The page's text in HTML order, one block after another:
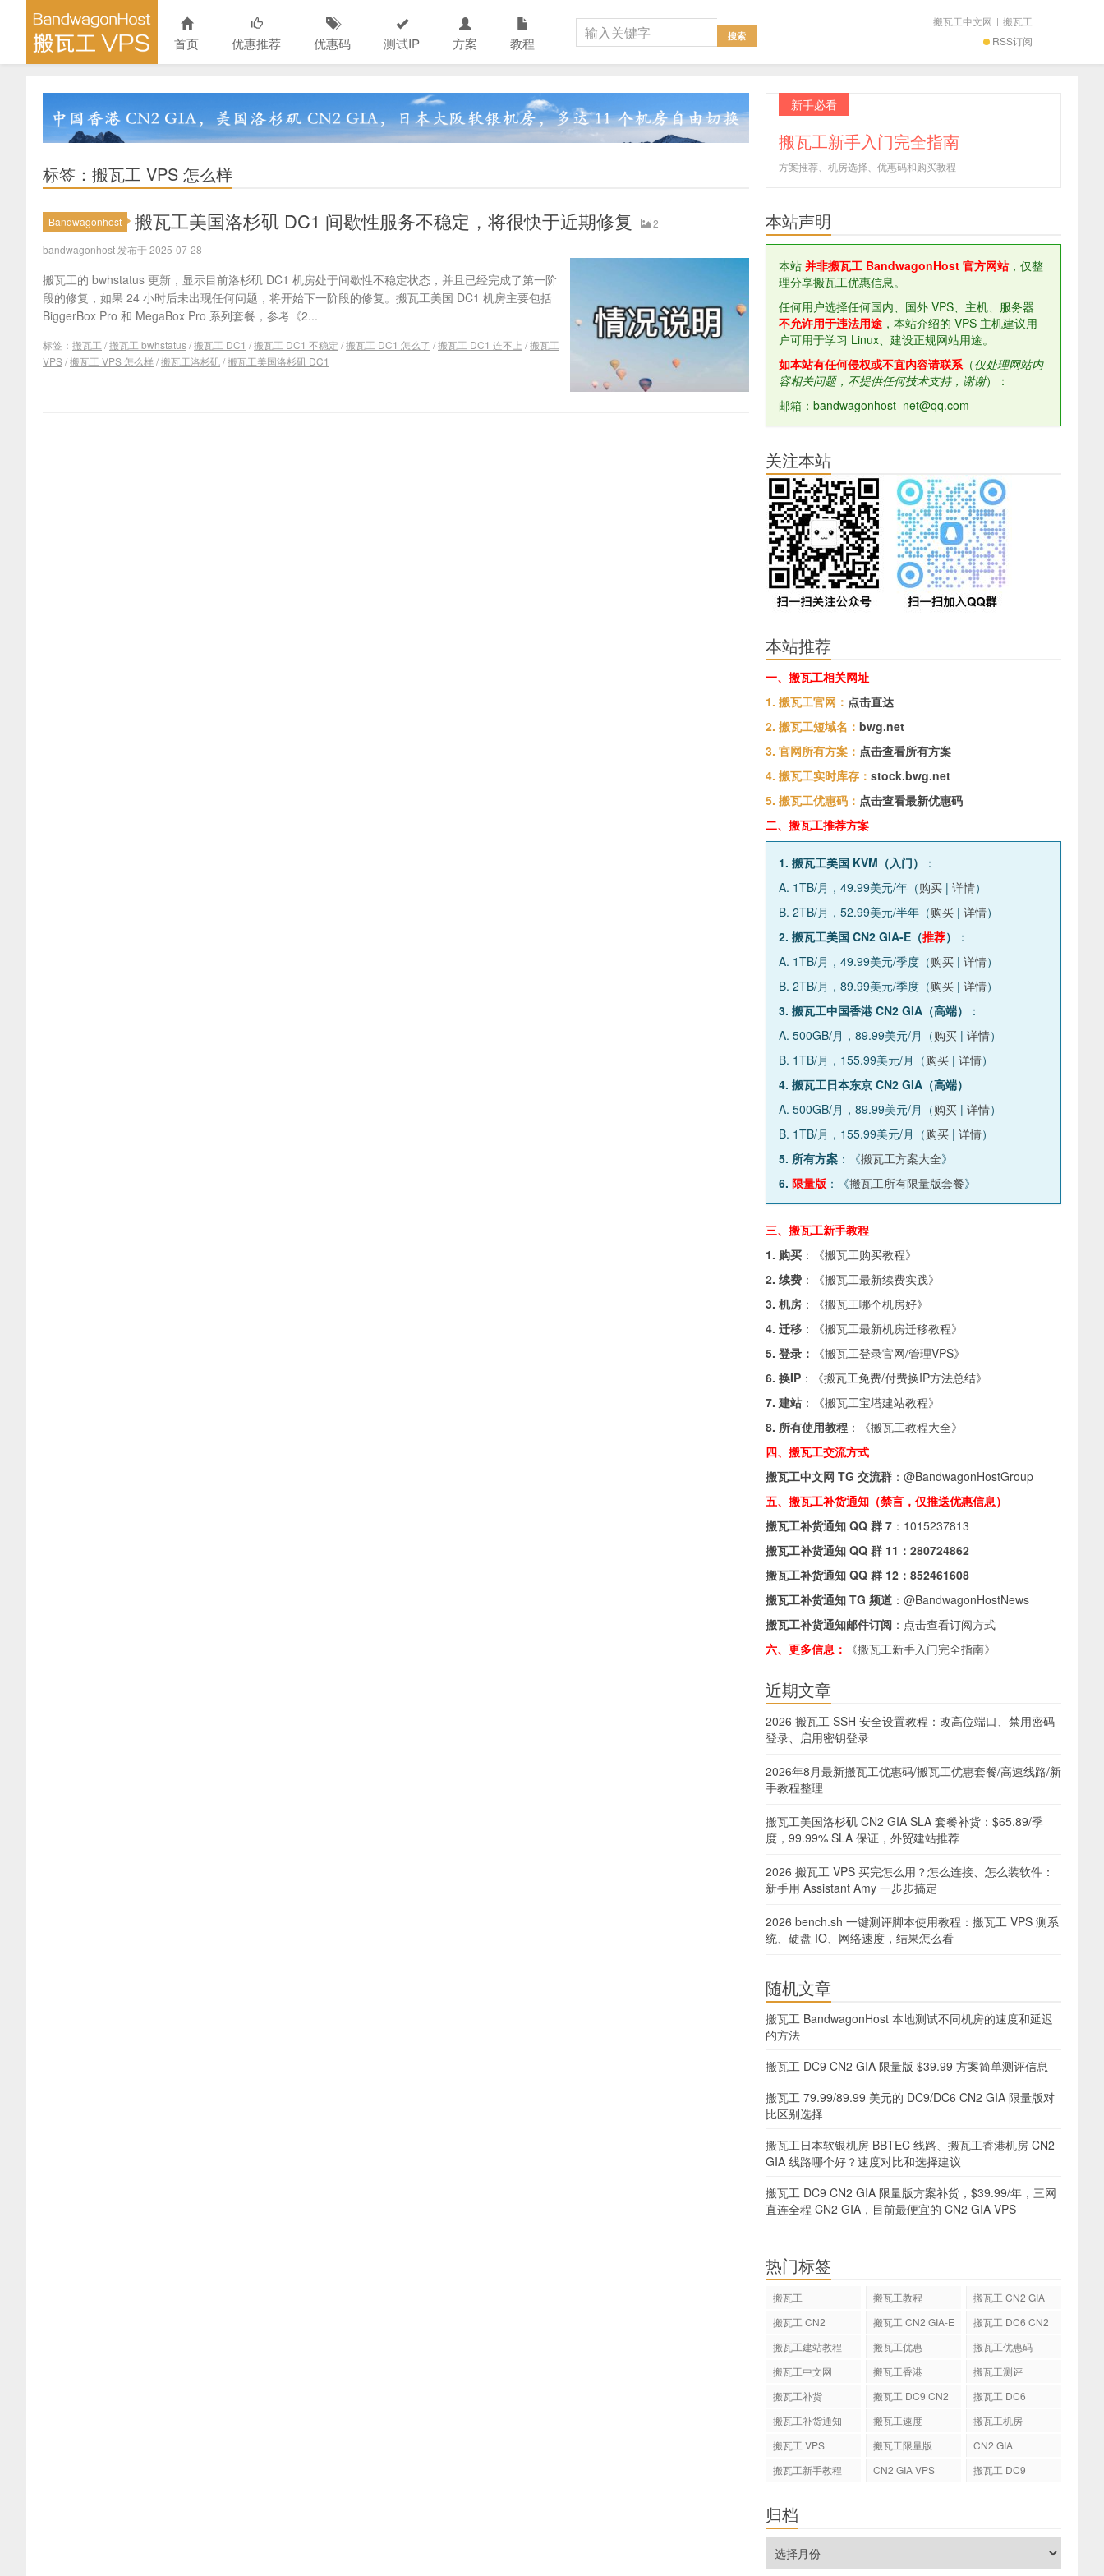
首页 优惠推荐 优惠码 测试IP 方案 教程 RSS订阅
搬瓦工中文网 | 搬瓦工
标签：搬瓦工 VPS 怎么样
Bandwagonhost 搬瓦工美国洛杉矶 DC1 间歇性服务不稳定，将很快于近期修复
2
bandwagonhost 发布于 2025-07-28
搬瓦工的 bwhstatus 更新，显示目前洛杉矶 DC1 机房处于间歇性不稳定状态，并且已经完成了第一阶
段的修复，如果 24 小时后未出现任何问题，将开始下一阶段的修复。搬瓦工美国 DC1 机房主要包括
BiggerBox Pro 和 MegaBox Pro 系列套餐，参考《2...
标签： 搬瓦工 /搬瓦工 bwhstatus/搬瓦工 DC1 /搬瓦工 DC1 不稳定 /搬瓦工 DC1 怎么了 /搬瓦工 DC1 连不上 /搬瓦工
VPS/搬瓦工 VPS 怎么样/搬瓦工洛杉矶/搬瓦工美国洛杉矶 DC1
新手必看
搬瓦工新手入门完全指南
方案推荐、机房选择、优惠码和购买教程
本站声明
本站 并非搬瓦工 BandwagonHost 官方网站，仅整
理分享搬瓦工优惠信息。
任何用户选择任何国内、国外 VPS、主机、服务器
不允许用于违法用途 ，本站介绍的 VPS 主机建议用
户可用于学习 Linux、建设正规网站用途。
如本站有任何侵权或不宜内容请联系（仅处理网站内
容相关问题，不提供任何技术支持，谢谢）：
邮箱：bandwagonhost_net@qq.com
关注本站
本站推荐
一、搬瓦工相关网址
1. 搬瓦工官网： 点击直达
2. 搬瓦工短域名： bwg.net
3. 官网所有方案： 点击查看所有方案
4. 搬瓦工实时库存： stock.bwg.net
5. 搬瓦工优惠码： 点击查看最新优惠码
二、搬瓦工推荐方案
1. 搬瓦工美国 KVM（入门）
：
A. 1TB/月，49.99美元/年（购买 | 详情）
B. 2TB/月，52.99美元/半年（购买 | 详情）
2. 搬瓦工美国 CN2 GIA-E（推荐）
：
A. 1TB/月，49.99美元/季度（购买 | 详情）
B. 2TB/月，89.99美元/季度（购买 | 详情）
3. 搬瓦工中国香港 CN2 GIA（高端）
：
A. 500GB/月，89.99美元/月（购买 | 详情）
B. 1TB/月，155.99美元/月（购买 | 详情）
4. 搬瓦工日本东京 CN2 GIA（高端）
A. 500GB/月，89.99美元/月（购买 | 详情）
B. 1TB/月，155.99美元/月（购买 | 详情）
5. 所有方案 ：《搬瓦工方案大全》
6. 限量版 ：《搬瓦工所有限量版套餐》
三、搬瓦工新手教程
1. 购买 ：《搬瓦工购买教程》
2. 续费 ：《搬瓦工最新续费实践》
3. 机房 ：《搬瓦工哪个机房好》
4. 迁移 ：《搬瓦工最新机房迁移教程》
5. 登录：
《搬瓦工登录官网/管理VPS》
6. 换IP ：《搬瓦工免费/付费换IP方法总结》
7. 建站 ：《搬瓦工宝塔建站教程》
8. 所有使用教程 ：《搬瓦工教程大全》
四、搬瓦工交流方式
搬瓦工中文网 TG 交流群 ： @BandwagonHostGroup
五、搬瓦工补货通知（禁言，仅推送优惠信息）
搬瓦工补货通知 QQ 群 7 ： 1015237813
搬瓦工补货通知 QQ 群 11： 280724862
搬瓦工补货通知 QQ 群 12： 852461608
搬瓦工补货通知 TG 频道 ： @BandwagonHostNews
搬瓦工补货通知邮件订阅 ： 点击查看订阅方式
六、更多信息：
《搬瓦工新手入门完全指南》
近期文章
2026 搬瓦工 SSH 安全设置教程：改高位端口、禁用密码
登录、启用密钥登录
2026年8月最新搬瓦工优惠码/搬瓦工优惠套餐/高速线路/新
手教程整理
搬瓦工美国洛杉矶 CN2 GIA SLA 套餐补货：$65.89/季
度，99.99% SLA 保证，外贸建站推荐
2026 搬瓦工 VPS 买完怎么用？怎么连接、怎么装软件：
新手用 Assistant Amy 一步步搞定
2026 bench.sh 一键测评脚本使用教程：搬瓦工 VPS 测系
统、硬盘 IO、网络速度，结果怎么看
随机文章
搬瓦工 BandwagonHost 本地测试不同机房的速度和延迟
的方法
搬瓦工 DC9 CN2 GIA 限量版 $39.99 方案简单测评信息
搬瓦工 79.99/89.99 美元的 DC9/DC6 CN2 GIA 限量版对
比区别选择
搬瓦工日本软银机房 BBTEC 线路、搬瓦工香港机房 CN2
GIA 线路哪个好？速度对比和选择建议
搬瓦工 DC9 CN2 GIA 限量版方案补货，$39.99/年，三网
直连全程 CN2 GIA，目前最便宜的 CN2 GIA VPS
热门标签
搬瓦工 搬瓦工教程
搬瓦工 CN2 GIA
搬瓦工 CN2
搬瓦工 CN2 GIA-E
搬瓦工 DC6 CN2
搬瓦工建站教程 搬瓦工优惠
搬瓦工优惠码
搬瓦工中文网
搬瓦工香港
搬瓦工测评
搬瓦工补货
搬瓦工 DC9 CN2
搬瓦工 DC6
搬瓦工补货通知
搬瓦工速度
搬瓦工机房
搬瓦工 VPS
搬瓦工限量版
CN2 GIA
搬瓦工新手教程
CN2 GIA VPS 搬瓦工 DC9
归档